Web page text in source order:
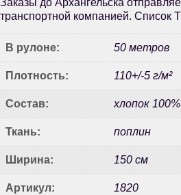
Заказы до Архангельска
транспортной компанией. Список
В рулоне: 50 метров
Плотность: 110+/-5 г/м²
Состав: хлопок 100%
Ткань: поплин
Ширина: 150 см
Артикул: 1820